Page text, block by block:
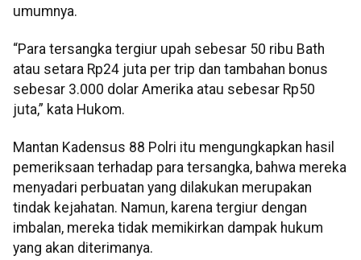
umumnya.
“Para tersangka tergiur upah sebesar 50 ribu Bath
atau setara Rp24 juta per trip dan tambahan bonus
sebesar 3.000 dolar Amerika atau sebesar Rp50
juta,” kata Hukom.
Mantan Kadensus 88 Polri itu mengungkapkan hasil
pemeriksaan terhadap para tersangka, bahwa mereka
menyadari perbuatan yang dilakukan merupakan
tindak kejahatan. Namun, karena tergiur dengan
imbalan, mereka tidak memikirkan dampak hukum
yang akan diterimanya.